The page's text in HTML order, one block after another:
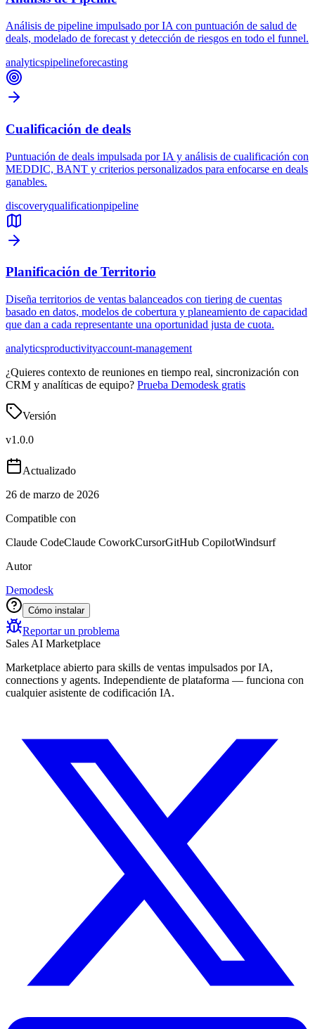
Análisis de pipeline impulsado por IA con puntuación de salud de
deals, modelado de forecast y detección de riesgos en todo el funnel.
analyticspipelineforecasting
Cualificación de deals
Puntuación de deals impulsada por IA y análisis de cualificación con
MEDDIC, BANT y criterios personalizados para enfocarse en deals
ganables.
discoveryqualificationpipeline
Planificación de Territorio
Diseña territorios de ventas balanceados con tiering de cuentas
basado en datos, modelos de cobertura y planeamiento de capacidad
que dan a cada representante una oportunidad justa de cuota.
analyticsproductivityaccount-management
¿Quieres contexto de reuniones en tiempo real, sincronización con
CRM y analíticas de equipo? Prueba Demodesk gratis
Versión
v1.0.0
Actualizado
26 de marzo de 2026
Compatible con
Claude CodeClaude CoworkCursorGitHub CopilotWindsurf
Autor
Demodesk
Cómo instalar
Reportar un problema
Sales AI Marketplace
Marketplace abierto para skills de ventas impulsados por IA,
connections y agents. Independiente de plataforma — funciona con
cualquier asistente de codificación IA.